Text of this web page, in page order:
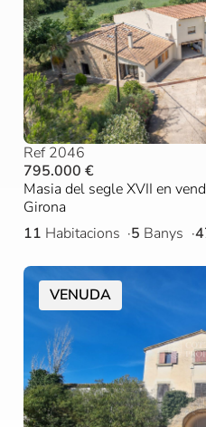
Ref 2046
795.000 €
Masia del segle XVII en
Girona
11 Habitacions 5 Banys
VENUDA